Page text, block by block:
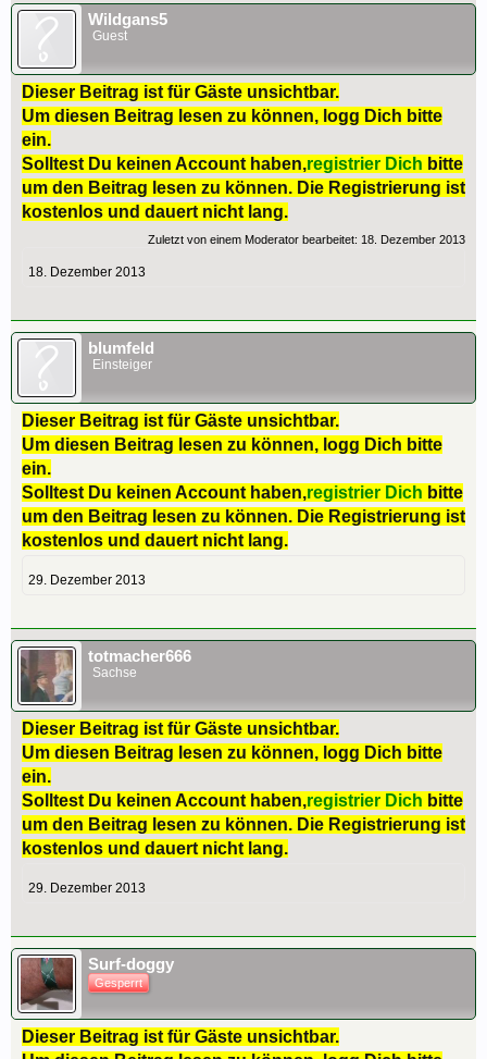
Wildgans5
Guest
Dieser Beitrag ist für Gäste unsichtbar.
Um diesen Beitrag lesen zu können, logg Dich bitte
ein.
Solltest Du keinen Account haben,registrier Dich bitte
um den Beitrag lesen zu können. Die Registrierung ist
kostenlos und dauert nicht lang.
Zuletzt von einem Moderator bearbeitet: 18. Dezember 2013
18. Dezember 2013
blumfeld
Einsteiger
Dieser Beitrag ist für Gäste unsichtbar.
Um diesen Beitrag lesen zu können, logg Dich bitte
ein.
Solltest Du keinen Account haben,registrier Dich bitte
um den Beitrag lesen zu können. Die Registrierung ist
kostenlos und dauert nicht lang.
29. Dezember 2013
totmacher666
Sachse
Dieser Beitrag ist für Gäste unsichtbar.
Um diesen Beitrag lesen zu können, logg Dich bitte
ein.
Solltest Du keinen Account haben,registrier Dich bitte
um den Beitrag lesen zu können. Die Registrierung ist
kostenlos und dauert nicht lang.
29. Dezember 2013
Surf-doggy
Gesperrt
Dieser Beitrag ist für Gäste unsichtbar.